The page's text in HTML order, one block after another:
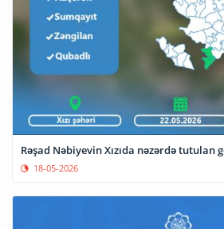
Rəşad Nəbiyevin Xızıda nəzərdə tutulan
18-05-2026